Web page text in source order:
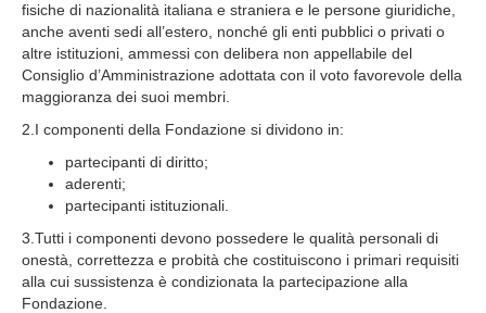
fisiche di nazionalità italiana e straniera e le persone giuridiche,
anche aventi sedi all’estero, nonché gli enti pubblici o privati o
altre istituzioni, ammessi con delibera non appellabile del
Consiglio d’Amministrazione adottata con il voto favorevole della
maggioranza dei suoi membri.
2.I componenti della Fondazione si dividono in:
partecipanti di diritto;
aderenti;
partecipanti istituzionali.
3.Tutti i componenti devono possedere le qualità personali di
onestà, correttezza e probità che costituiscono i primari requisiti
alla cui sussistenza è condizionata la partecipazione alla
Fondazione.